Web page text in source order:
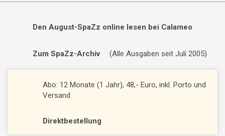
Den August-SpaZz online lesen bei Calameo
Zum SpaZz-Archiv (Alle Ausgaben seit Juli 2005)
Abo: 12 Monate (1 Jahr), 48,- Euro, inkl. Porto und
Versand
Direktbestellung